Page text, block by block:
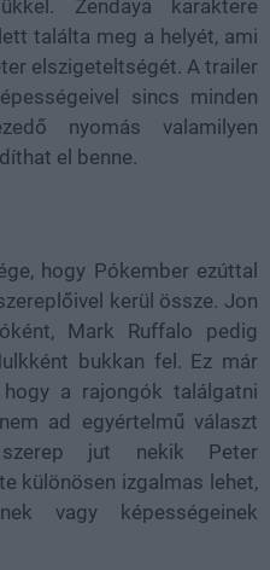
Zendaya karaktere
találta meg a helyét, ami
elszigeteltségét. A trailer
sincs minden
nyomás valamilyen
el benne.
hogy Pókember ezúttal
kerül össze. Jon
Mark Ruffalo pedig
bukkan fel. Ez már
a rajongók találgatni
ad egyértelmű választ
jut nekik Peter
különösen izgalmas lehet,
vagy képességeinek